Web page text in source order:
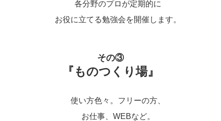
各分野のプロが定期的に
お役に立てる勉強会を開催します。
その③
『ものつくり場』
使い方色々。フリーの方、
お仕事、WEBなど。